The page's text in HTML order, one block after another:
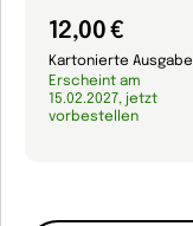
12,00 €
Kartonierte Ausgabe
Erscheint am
15.02.2027, jetzt
vorbestellen